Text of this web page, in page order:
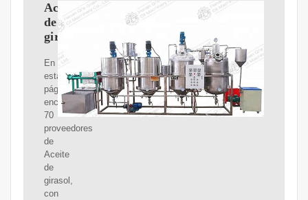
Aceite
de
girasol
En
esta
página
encontrarás
70
proveedores
de
Aceite
de
girasol,
con